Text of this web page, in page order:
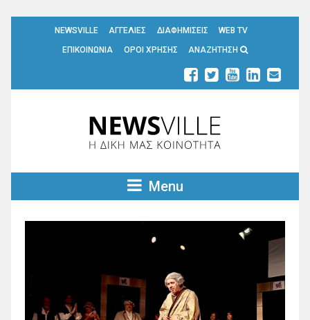
NEWSVILLE ΑΓΓΕΛΙΕΣ ΔΙΑΦΗΜΙΣΕΙΣ
WEB TV
ΕΠΙΚΟΙΝΩΝΙΑ
ΟΡΟΙ ΧΡΗΣΗΣ ΑΝΑΖΗΤΗΣΗ
Menu